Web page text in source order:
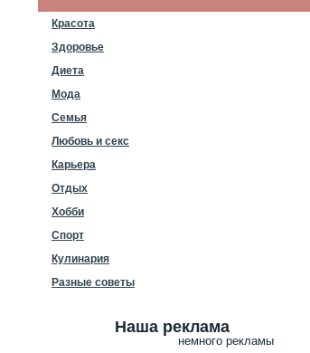
Красота
Здоровье
Диета
Мода
Семья
Любовь и секс
Карьера
Отдых
Хобби
Спорт
Кулинария
Разные советы
Наша реклама
немного рекламы